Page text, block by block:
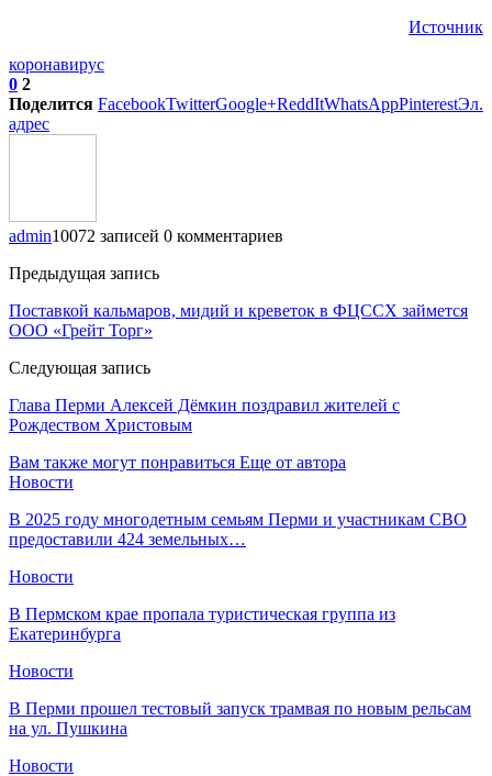
Источник
коронавирус
0 2
Поделится FacebookTwitterGoogle+ReddItWhatsAppPinterestЭл.
адрес
admin10072 записей 0 комментариев
Предыдущая запись
Поставкой кальмаров, мидий и креветок в ФЦССХ займется
ООО «Грейт Торг»
Следующая запись
Глава Перми Алексей Дёмкин поздравил жителей с
Рождеством Христовым
Вам также могут понравиться Еще от автора
Новости
В 2025 году многодетным семьям Перми и участникам СВО
предоставили 424 земельных…
Новости
​В Пермском крае пропала туристическая группа из
Екатеринбурга
Новости
В Перми прошел тестовый запуск трамвая по новым рельсам
на ул. Пушкина
Новости